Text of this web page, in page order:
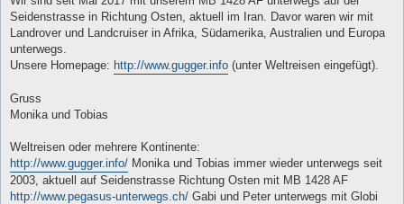
r
a
Seidenstrasse in Richtung Osten, aktuell im Iran. Davor waren wir mit
Landrover und Landcruiser in Afrika, Südamerika, Australien und Europa
unterwegs.
Unsere Homepage: http://www.gugger.info (unter Weltreisen eingefügt).
Gruss
Monika und Tobias
Weltreisen oder mehrere Kontinente:
http://www.gugger.info/ Monika und Tobias immer wieder unterwegs seit
2003, aktuell auf Seidenstrasse Richtung Osten mit MB 1428 AF
http://www.pegasus-unterwegs.ch/ Gabi und Peter unterwegs mit Globi